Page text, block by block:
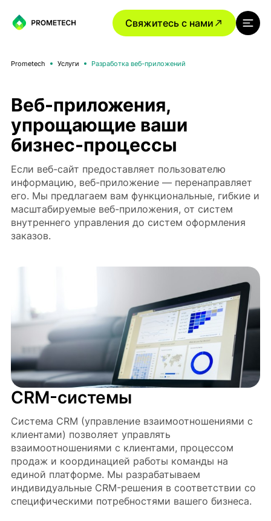
Свяжитесь с нами
Prometech Услуги Разработка веб-приложений
Веб-приложения,
упрощающие ваши
бизнес-процессы
Если веб-сайт предоставляет пользователю
информацию, веб-приложение — перенаправляет
его. Мы предлагаем вам функциональные, гибкие и
масштабируемые веб-приложения, от систем
внутреннего управления до систем оформления
заказов.
CRM-системы
Система CRM (управление взаимоотношениями с
клиентами) позволяет управлять
взаимоотношениями с клиентами, процессом
продаж и координацией работы команды на
единой платформе. Мы разрабатываем
индивидуальные CRM-решения в соответствии со
специфическими потребностями вашего бизнеса.